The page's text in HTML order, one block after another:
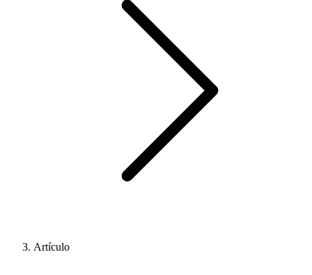
Artículo